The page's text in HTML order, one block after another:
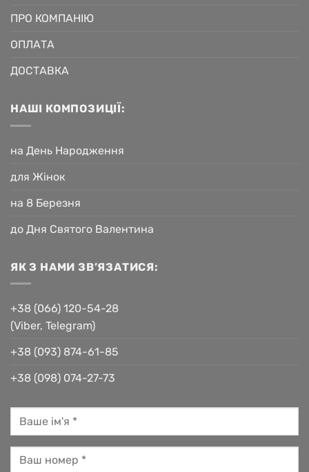
ПРО КОМПАНІЮ
ОПЛАТА
ДОСТАВКА
НАШІ КОМПОЗИЦІЇ:
на День Народження
для Жінок
на 8 Березня
до Дня Святого Валентина
ЯК З НАМИ ЗВ’ЯЗАТИСЯ:
+38 (066) 120-54-28
(Viber, Telegram)
+38 (093) 874-61-85
+38 (098) 074-27-73